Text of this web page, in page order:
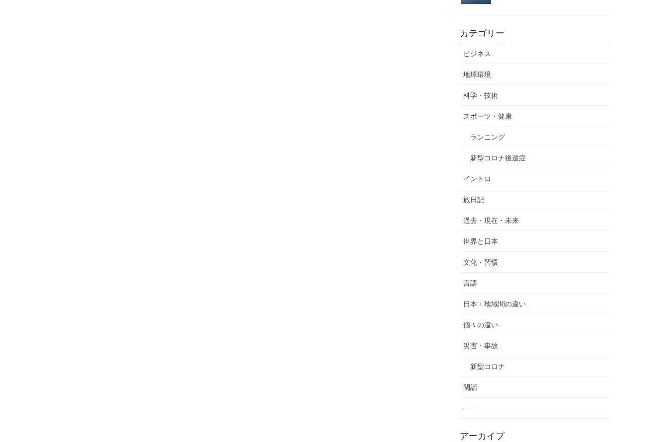
カテゴリー
ビジネス
地球環境
科学・技術
スポーツ・健康
ランニング
新型コロナ後遺症
イントロ
旅日記
過去・現在・未来
世界と日本
文化・習慣
言語
日本・地域間の違い
個々の違い
災害・事故
新型コロナ
閑話
—–
アーカイブ